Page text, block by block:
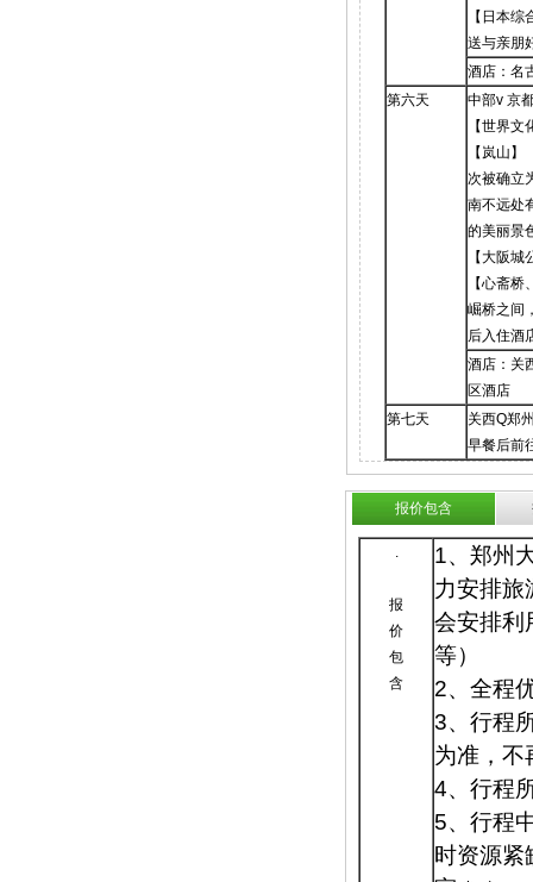
【日本
送与亲朋
酒店：名
第六天
中部v 京
【世界
【岚山
次被确立
南不远处
的美丽景
【大阪
【心斋
崛桥之间
后入住酒
酒店：关
区酒店
第七天
关西Q郑
早餐后前
报价包含
.
报
价
包
含
1、郑州
力安排旅
会安排利
等）
2、全程
3、行程
为准，不
4、行程
5、行程
时资源